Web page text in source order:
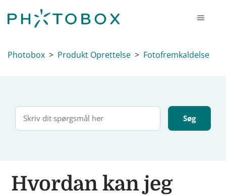
Photobox Produkt Oprettelse Fotofremkaldelse
Hvordan kan jeg